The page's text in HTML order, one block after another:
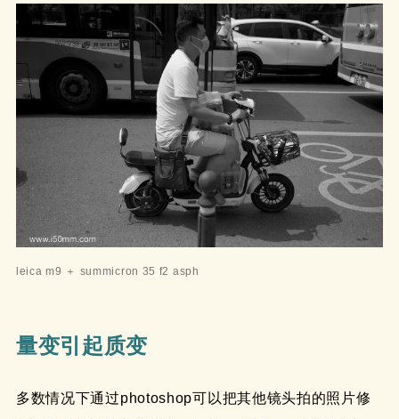
leica m9 ＋ summicron 35 f2 asph
量变引起质变
多数情况下通过photoshop可以把其他镜头拍的照片修